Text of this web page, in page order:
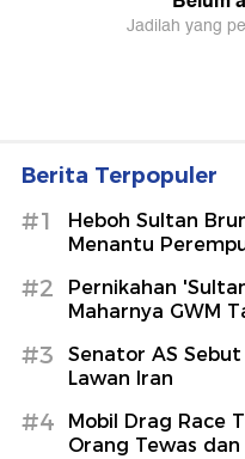
Berita Terpopuler
#1
Heboh Sultan
Menantu
#2
Pernikahan
Maharnya GWM
#3
Senator AS
Lawan Iran
#4
Mobil Drag Race
Orang Tewas dan